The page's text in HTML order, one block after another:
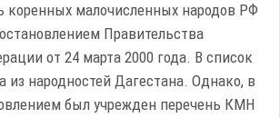
коренных малочисленных народов РФ
Правительства
от 24 марта 2000 года. В список
из народностей Дагестана. Однако, в
был учрежден перечень КМН